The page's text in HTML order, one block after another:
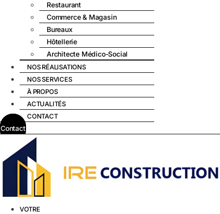
Restaurant
Commerce & Magasin
Bureaux
Hôtellerie
Architecte Médico-Social
NOS RÉALISATIONS
NOS SERVICES
À PROPOS
ACTUALITÉS
CONTACT
Contact
VOTRE